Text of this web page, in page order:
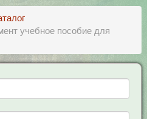
учебное пособие для